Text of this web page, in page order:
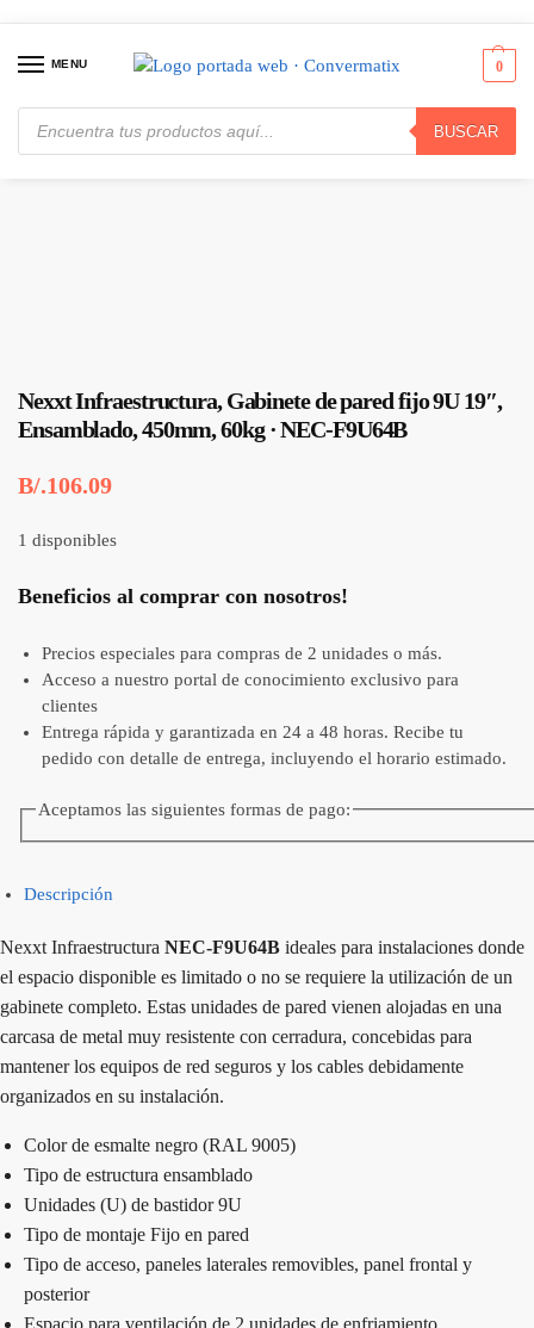
MENU
BUSCAR
0
Inicio / Redes Paneles, Gabinetes y Cajas de Redes Nexxt Infraestructura, Gabinete de pared fijo 9U 19″, Ensamblado, 450mm, 60kg · NEC-F9U64B
Nexxt Infraestructura, Gabinete de pared fijo 9U 19″,
Ensamblado, 450mm, 60kg · NEC-F9U64B
B/.106.09
1 disponibles
Beneficios al comprar con nosotros!
Precios especiales para compras de 2 unidades o más.
Acceso a nuestro portal de conocimiento exclusivo para
clientes
Entrega rápida y garantizada en 24 a 48 horas. Recibe tu
pedido con detalle de entrega, incluyendo el horario estimado.
Aceptamos las siguientes formas de pago:
Descripción
Nexxt Infraestructura NEC-F9U64B ideales para instalaciones donde
el espacio disponible es limitado o no se requiere la utilización de un
gabinete completo. Estas unidades de pared vienen alojadas en una
carcasa de metal muy resistente con cerradura, concebidas para
mantener los equipos de red seguros y los cables debidamente
organizados en su instalación.
Color de esmalte negro (RAL 9005)
Tipo de estructura ensamblado
Unidades (U) de bastidor 9U
Tipo de montaje Fijo en pared
Tipo de acceso, paneles laterales removibles, panel frontal y
posterior